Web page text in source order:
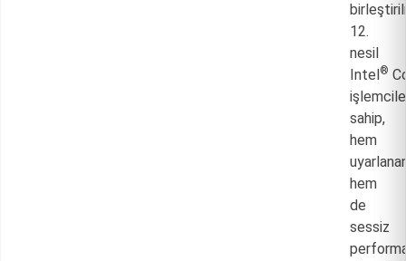
12.
nesil
Intel®
sahip,
hem
hem
de
sessiz